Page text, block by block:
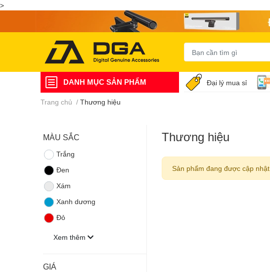
>
DANH MỤC SẢN PHẨM Đại lý mua sỉ
Trang chủ / Thương hiệu
MÀU SẮC
Trắng
Đen
Xám
Xanh dương
Đỏ
Xem thêm
GIÁ
Thương hiệu
Sản phẩm đang được cập nhật.